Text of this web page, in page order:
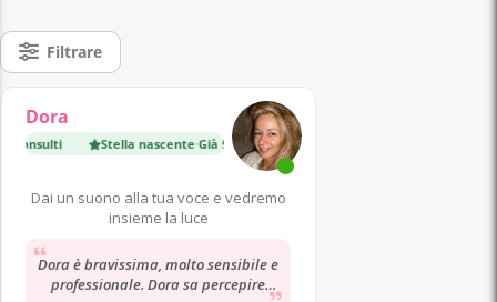
Filtrare
Dora
Stella nascente·Già 5 700 consulti
Dai un suono alla tua voce e vedremo
insieme la luce
Dora è bravissima, molto sensibile e
professionale. Dora sa percepire